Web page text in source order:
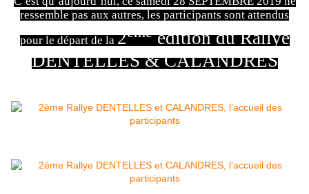
ressemble pas aux autres, les participants sont attendus
pour le départ de la2èmeédition du Rallye
DENTELLES & CALANDRES